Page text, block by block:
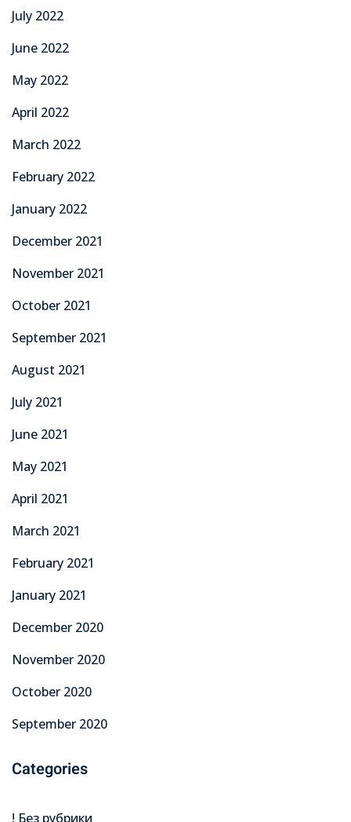
July 2022
June 2022
May 2022
April 2022
March 2022
February 2022
January 2022
December 2021
November 2021
October 2021
September 2021
August 2021
July 2021
June 2021
May 2021
April 2021
March 2021
February 2021
January 2021
December 2020
November 2020
October 2020
September 2020
Categories
! Без рубрики